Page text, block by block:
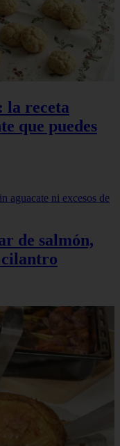
la receta
que puedes
de salmón,
cilantro